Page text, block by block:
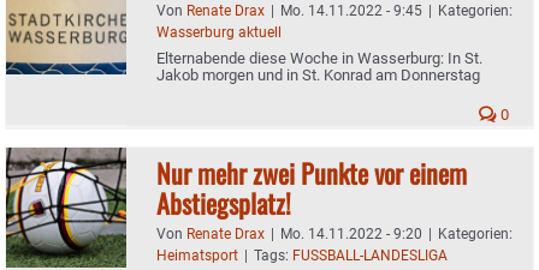
Von Renate Drax | Mo. 14.11.2022 - 9:45 | Kategorien:
Wasserburg aktuell
Elternabende diese Woche in Wasserburg: In St.
Jakob morgen und in St. Konrad am Donnerstag
0
Nur mehr zwei Punkte vor einem
Abstiegsplatz!
Von Renate Drax | Mo. 14.11.2022 - 9:20 | Kategorien:
Heimatsport | Tags: FUSSBALL-LANDESLIGA